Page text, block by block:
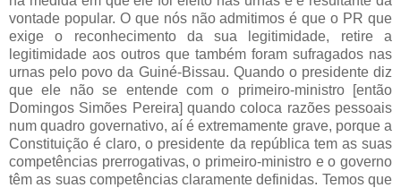
vontade popular. O que nós não admitimos é que o PR que
exige o reconhecimento da sua legitimidade, retire a
legitimidade aos outros que também foram sufragados nas
urnas pelo povo da Guiné-Bissau. Quando o presidente diz
que ele não se entende com o primeiro-ministro [então
Domingos Simões Pereira] quando coloca razões pessoais
num quadro governativo, aí é extremamente grave, porque a
Constituição é claro, o presidente da república tem as suas
competências prerrogativas, o primeiro-ministro e o governo
têm as suas competências claramente definidas. Temos que